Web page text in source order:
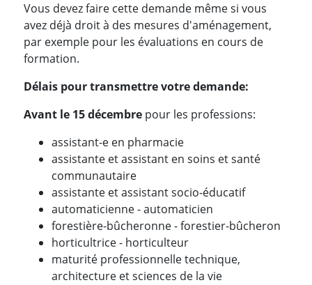
Vous devez faire cette demande même si vous
avez déjà droit à des mesures d'aménagement,
par exemple pour les évaluations en cours de
formation.
Délais pour transmettre votre demande:
Avant le 15 décembre pour les professions:
assistant-e en pharmacie
assistante et assistant en soins et santé
communautaire
assistante et assistant socio-éducatif
automaticienne - automaticien
forestière-bûcheronne - forestier-bûcheron
horticultrice - horticulteur
maturité professionnelle technique,
architecture et sciences de la vie